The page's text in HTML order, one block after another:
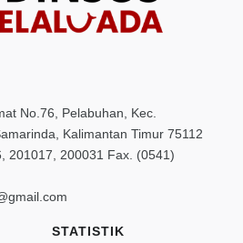
No.76, Pelabuhan, Kec.
Kalimantan Timur 75112
201017, 200031 Fax. (0541)
STATISTIK